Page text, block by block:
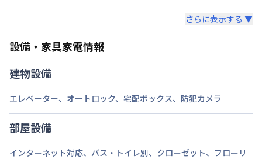
また、お持ち込みいただいた家具や家電はご退去時に
さらに表示する ▼
設備・家具家電情報
建物設備
エレベーター、 オートロック、 宅配ボックス、 防犯カメラ
部屋設備
インターネット対応、 バス・トイレ別、 クローゼット、 フローリ